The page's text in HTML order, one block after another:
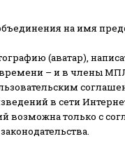
на имя
(аватар),
времени – и в члены
в сети
возможна только с